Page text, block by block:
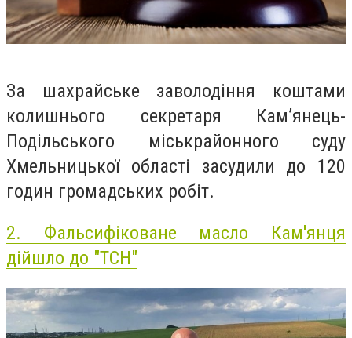
За шахрайське заволодіння коштами
колишнього секретаря Кам’янець-
Подільського міськрайонного суду
Хмельницької області засудили до 120
годин громадських робіт.
2. Фальсифіковане масло Кам'янця
дійшло до "ТСН"